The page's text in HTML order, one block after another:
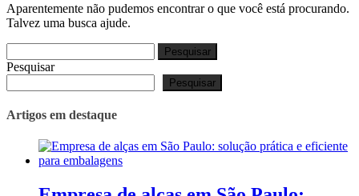
Aparentemente não pudemos encontrar o que você está procurando.
Talvez uma busca ajude.
por:
Pesquisar
Pesquisar
Artigos em destaque